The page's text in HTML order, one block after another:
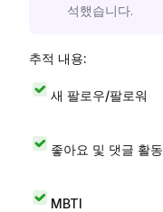
석했습니다.
추적 내용:
새 팔로우/팔로워
좋아요 및 댓글 활동
MBTI